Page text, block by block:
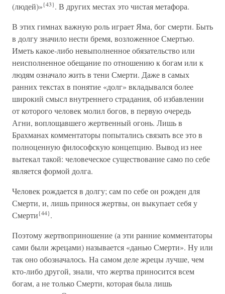
(людей)»{43}. В других местах это чистая метафора.
В этих гимнах важную роль играет Яма, бог смерти. Быть
в долгу значило нести бремя, возложенное Смертью.
Иметь какое-либо невыполненное обязательство или
неисполненное обещание по отношению к богам или к
людям означало жить в тени Смерти. Даже в самых
ранних текстах в понятие «долг» вкладывался более
широкий смысл внутреннего страдания, об избавлении
от которого человек молил богов, в первую очередь
Агни, воплощавшего жертвенный огонь. Лишь в
Брахманах комментаторы попытались связать все это в
полноценную философскую концепцию. Вывод из нее
вытекал такой: человеческое существование само по себе
является формой долга.
Человек рождается в долгу; сам по себе он рожден для
Смерти, и, лишь принося жертвы, он выкупает себя у
Смерти{44}.
Поэтому жертвоприношение (а эти ранние комментаторы
сами были жрецами) называется «данью Смерти». Ну или
так оно обозначалось. На самом деле жрецы лучше, чем
кто-либо другой, знали, что жертва приносится всем
богам, а не только Смерти, которая была лишь